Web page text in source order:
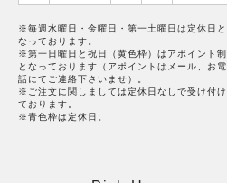
※毎週水曜日・金曜日・第一土曜日は定休日と
なっております。
※第一日曜日と祝日（黄色枠）はアポイント制
となっております（アポイントはメール、お電
話にてご連絡下さいませ）。
※ご注文に関しましては定休日なしで受け付け
ております。
※青色枠は定休日。